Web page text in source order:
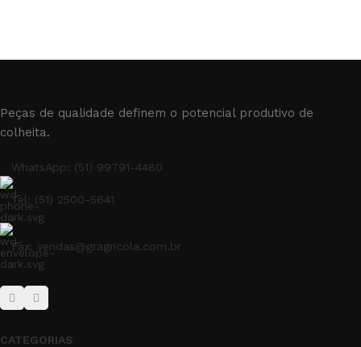
Peças de qualidade definem o potencial produtivo de
colheita.
WhatsApp: (51) 99791-4480
Tel: (51) 2500-5641
Fax: vendas@gragricola.com.br
CATEGORIAS